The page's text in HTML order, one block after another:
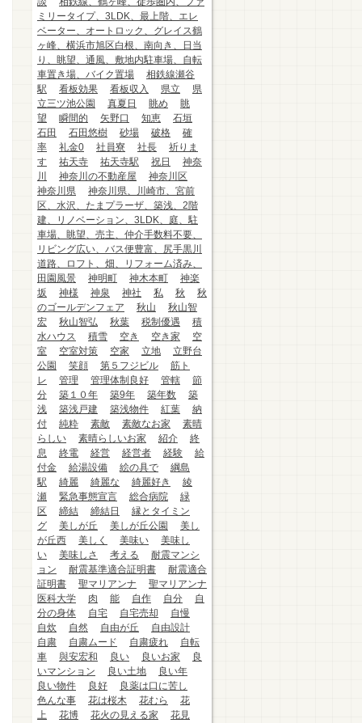
ミリータイプ、3LDK、最上階、エレ
ベーター、オートロック、グレイス鶴
ヶ峰、横浜市旭区白根、南向き、日当
り、眺望、通風、敷地内駐車場、自転
車置き場、バイク置場
相鉄線瀬谷
駅
看板効果 看板収入 県立
県
立三ツ池公園
真夏日 眺め
眺
望
瞬間的 矢野口 知恵
石垣
石田
石田悠樹 砂場 破格
確
率
礼金0 社員寮 社長
祈りま
す
祐天寺 祐天寺駅 祝日
神奈
川
神奈川の不動産屋
神奈川区
神奈川県
神奈川県、川崎市、宮前
区、水沢、たまプラーザ、築浅、2階
建、リノベーション、3LDK、庭、駐
車場、眺望、売主、仲介手数料不要、
リビング広い、バス便豊富、尻手黒川
道路、ロフト、畑、リフォーム済み、
田園風景
神明町 神木本町
神楽
坂
神様 神泉 神社 私 秋
秋
のゴールデンフェア
秋山
秋山智
宏
秋山智弘 秋葉 税制優遇
積
水ハウス
積雪 空き 空き家
空
室
空室対策 空家 立地
立野台
公園
笑顔 第５フジビル
筋ト
レ
管理 管理体制良好 管轄
節
分
築１０年 築9年 築年数
築
浅
築浅戸建 築浅物件 紅葉
納
付
純粋 素敵 素敵なお家
素晴
らしい
素晴らしいお家 紹介
終
息
終電 経営 経営者 経験
給
付金
給湯設備 絵の具で
綱島
駅
綺麗 綺麗な 綺麗好き
綾
瀬
緊急事態宣言 総合病院
緑
区
締結 締結日
縁とタイミン
グ
美しが丘 美しが丘公園
美し
が丘西
美しく 美味い
美味し
い
美味しさ 考える
耐震マンシ
ョン
耐震基準適合証明書
耐震適合
証明書
聖マリアンナ
聖マリアンナ
医科大学
肉 能 自作 自分
自
分の身体
自宅 自宅売却
自慢
自炊
自然 自由が丘
自由設計
自粛
自粛ムード 自粛疲れ
自転
車
與安宏和 良い 良いお家
良
いマンション
良い土地
良い年
良い物件
良好
良薬は口に苦し
色んな事
花は桜木 花むら
花
上
花博 花火の見える家
花見